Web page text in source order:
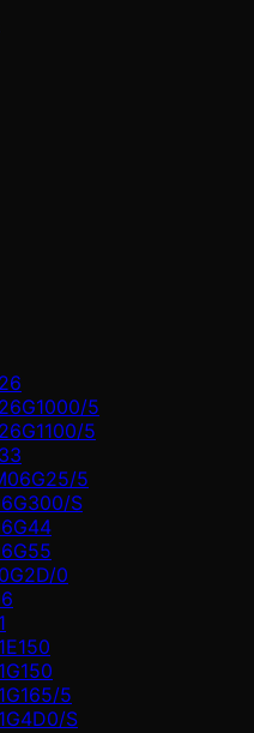
5
5
5
S
0
5
S